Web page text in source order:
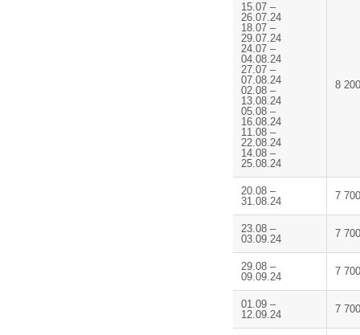
15.07 –
26.07.24
18.07 –
29.07.24
24.07 –
04.08.24
27.07 –
07.08.24
02.08 –
13.08.24
05.08 –
16.08.24
11.08 –
22.08.24
14.08 –
25.08.24
8 200
20.08 –
31.08.24
7 700
23.08 –
03.09.24
7 700
29.08 –
09.09.24
7 700
01.09 –
12.09.24
7 700